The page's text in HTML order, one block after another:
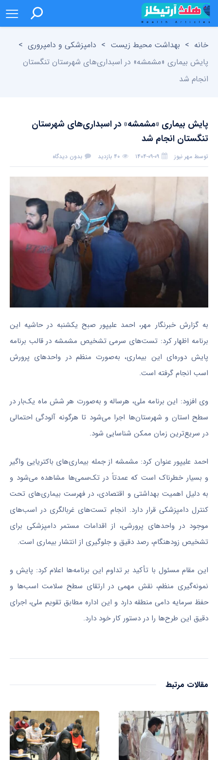
خانه > بهداشت محیط زیست > دامپزشکی و دامپروری >
پایش بیماری «مشمشه» در اسبداری‌های شهرستان تنگستان
انجام شد
پایش بیماری «مشمشه» در اسبداری‌های شهرستان
تنگستان انجام شد
توسط مهر نیوز ۱۴۰۴-۰۹-۰۹ ۴۰ بازدید بدون دیدگاه
به گزارش خبرنگار مهر، احمد علیپور صبح یکشنبه در حاشیه این
برنامه اظهار کرد: تست‌های سرمی تشخیص مشمشه در قالب برنامه
پایش دوره‌ای این بیماری، به‌صورت منظم در واحدهای پرورش
اسب انجام گرفته است.
وی افزود: این برنامه ملی، هرساله و به‌صورت هر شش ماه یک‌بار در
سطح استان و شهرستان‌ها اجرا می‌شود تا هرگونه آلودگی احتمالی
در سریع‌ترین زمان ممکن شناسایی شود.
احمد علیپور عنوان کرد: مشمشه از جمله بیماری‌های باکتریایی واگیر
و بسیار خطرناک است که عمدتاً در تک‌سمی‌ها مشاهده می‌شود و
به دلیل اهمیت بهداشتی و اقتصادی، در فهرست بیماری‌های تحت
کنترل دامپزشکی قرار دارد. انجام تست‌های غربالگری در اسب‌های
موجود در واحدهای پرورشی، از اقدامات مستمر دامپزشکی برای
تشخیص زودهنگام، رصد دقیق و جلوگیری از انتشار بیماری است.
این مقام مسئول با تأکید بر تداوم این برنامه‌ها اعلام کرد: پایش و
نمونه‌گیری منظم، نقش مهمی در ارتقای سطح سلامت اسب‌ها و
حفظ سرمایه دامی منطقه دارد و این اداره مطابق تقویم ملی، اجرای
دقیق این طرح‌ها را در دستور کار خود دارد.
مقالات مرتبط